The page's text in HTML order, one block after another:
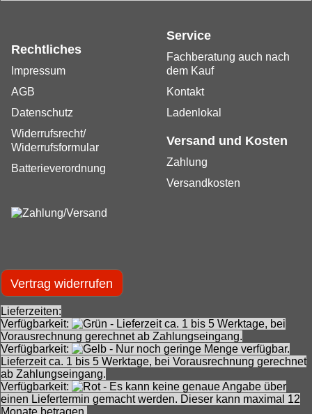
Service
Fachberatung auch nach
dem Kauf
Kontakt
Ladenlokal
Rechtliches
Impressum
AGB
Datenschutz
Widerrufsrecht/
Widerrufsformular
Batterieverordnung
Versand und Kosten
Zahlung
Versandkosten
Vertrag widerrufen
Lieferzeiten:
Verfügbarkeit:
- Lieferzeit ca. 1 bis 5 Werktage, bei
Vorausrechnung gerechnet ab Zahlungseingang.
Verfügbarkeit:
- Nur noch geringe Menge verfügbar.
Lieferzeit ca. 1 bis 5 Werktage, bei Vorausrechnung gerechnet
ab Zahlungseingang.
Verfügbarkeit:
- Es kann keine genaue Angabe über
einen Liefertermin gemacht werden. Dieser kann maximal 12